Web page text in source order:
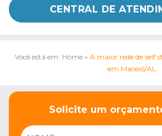
CENTRAL DE
Você está em: Home» A maior rede de self
em Maceió/AL.
Solicite um